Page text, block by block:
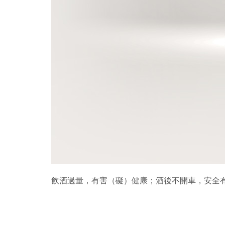
飲酒過量，有害（礙）健康；酒後不開車，安全